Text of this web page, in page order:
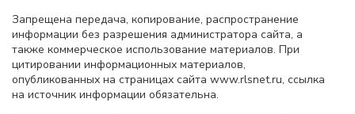
Запрещена передача, копирование, распространение
информации без разрешения администратора сайта, а
также коммерческое использование материалов. При
цитировании информационных материалов,
опубликованных на страницах сайта www.rlsnet.ru, ссылка
на источник информации обязательна.